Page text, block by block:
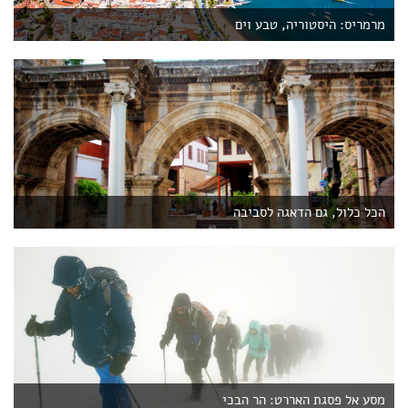
מרמריס: היסטוריה, טבע וים
הכל כלול, גם הדאגה לסביבה
מסע אל פסגת האררט: הר הבכי